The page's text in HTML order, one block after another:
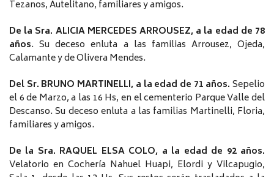
Tezanos, Autelitano, familiares y amigos.
De la Sra. ALICIA MERCEDES ARROUSEZ, a la edad de 78
años. Su deceso enluta a las familias Arrousez, Ojeda,
Calamante y de Olivera Mendes.
Del Sr. BRUNO MARTINELLI, a la edad de 71 años. Sepelio
el 6 de Marzo, a las 16 Hs, en el cementerio Parque Valle del
Descanso. Su deceso enluta a las familias Martinelli, Floria,
familiares y amigos.
De la Sra. RAQUEL ELSA COLO, a la edad de 92 años.
Velatorio en Cochería Nahuel Huapi, Elordi y Vilcapugio,